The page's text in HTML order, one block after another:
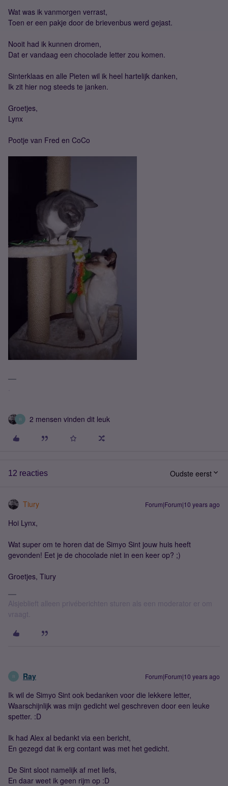
Wat was ik vanmorgen verrast,
Toen er een pakje door de brievenbus werd gejast.
Nooit had ik kunnen dromen,
Dat er vandaag een chocolade letter zou komen.
Sinterklaas en alle Pieten wil ik heel hartelijk danken,
Ik zit hier nog steeds te janken.
Groetjes,
Lynx
Pootje van Fred en CoCo
R 2 mensen vinden dit leuk
12 reacties Oudste eerst
Tiury Forum|Forum|10 years ago
Hoi Lynx,
Wat super om te horen dat de Simyo Sint jouw huis heeft
gevonden! Eet je de chocolade niet in een keer op? ;)
Groetjes, Tiury
Alsjeblieft alleen privéberichten sturen als een moderator er om
vraagt.
R Ray Forum|Forum|10 years ago
Ik wil de Simyo Sint ook bedanken voor die lekkere letter,
Waarschijnlijk was mijn gedicht wel geschreven door een leuke
spetter. :D
Ik had Alex al bedankt via een bericht,
En gezegd dat ik erg contant was met het gedicht.
De Sint sloot namelijk af met liefs,
En daar weet ik geen rijm op :D